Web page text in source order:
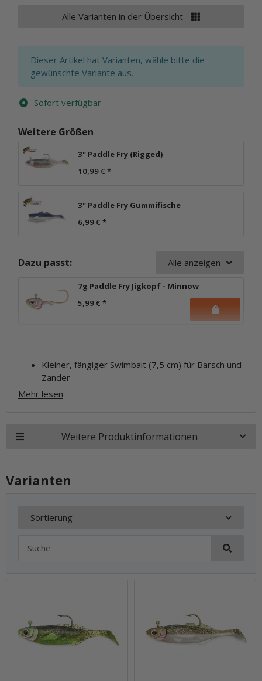
Alle Varianten in der Übersicht
x
Dieser Artikel hat Varianten, wähle bitte die
gewünschte Variante aus.
Sofort verfügbar
Weitere Größen
3" Paddle Fry (Rigged)
10,99 € *
3" Paddle Fry Gummifische
6,99 € *
Dazu passt: Alle anzeigen
7g Paddle Fry Jigkopf - Minnow
5,99 € *
Kleiner, fängiger Swimbait (7,5 cm) für Barsch und
Zander
Mehr lesen
Weitere Produktinformationen
Varianten
Sortierung